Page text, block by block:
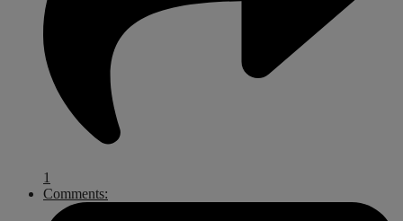
1
Comments: